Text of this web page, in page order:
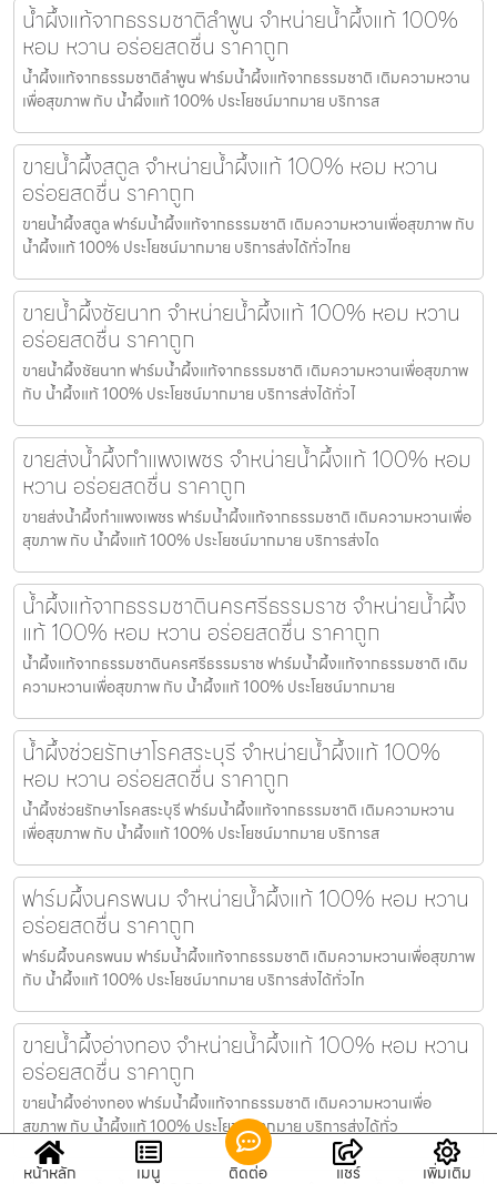
น้ำผึ้งแท้จากธรรมชาติลำพูน จำหน่ายน้ำผึ้งแท้ 100%
หอม หวาน อร่อยสดชื่น ราคาถูก
น้ำผึ้งแท้จากธรรมชาติลำพูน ฟาร์มน้ำผึ้งแท้จากธรรมชาติ เติมความหวาน
เพื่อสุขภาพ กับ น้ำผึ้งแท้ 100% ประโยชน์มากมาย บริการส
ขายน้ำผึ้งสตูล จำหน่ายน้ำผึ้งแท้ 100% หอม หวาน
อร่อยสดชื่น ราคาถูก
ขายน้ำผึ้งสตูล ฟาร์มน้ำผึ้งแท้จากธรรมชาติ เติมความหวานเพื่อสุขภาพ กับ
น้ำผึ้งแท้ 100% ประโยชน์มากมาย บริการส่งได้ทั่วไทย
ขายน้ำผึ้งชัยนาท จำหน่ายน้ำผึ้งแท้ 100% หอม หวาน
อร่อยสดชื่น ราคาถูก
ขายน้ำผึ้งชัยนาท ฟาร์มน้ำผึ้งแท้จากธรรมชาติ เติมความหวานเพื่อสุขภาพ
กับ น้ำผึ้งแท้ 100% ประโยชน์มากมาย บริการส่งได้ทั่วไ
ขายส่งน้ำผึ้งกำแพงเพชร จำหน่ายน้ำผึ้งแท้ 100% หอม
หวาน อร่อยสดชื่น ราคาถูก
ขายส่งน้ำผึ้งกำแพงเพชร ฟาร์มน้ำผึ้งแท้จากธรรมชาติ เติมความหวานเพื่อ
สุขภาพ กับ น้ำผึ้งแท้ 100% ประโยชน์มากมาย บริการส่งได
น้ำผึ้งแท้จากธรรมชาตินครศรีธรรมราช จำหน่ายน้ำผึ้ง
แท้ 100% หอม หวาน อร่อยสดชื่น ราคาถูก
น้ำผึ้งแท้จากธรรมชาตินครศรีธรรมราช ฟาร์มน้ำผึ้งแท้จากธรรมชาติ เติม
ความหวานเพื่อสุขภาพ กับ น้ำผึ้งแท้ 100% ประโยชน์มากมาย
น้ำผึ้งช่วยรักษาโรคสระบุรี จำหน่ายน้ำผึ้งแท้ 100%
หอม หวาน อร่อยสดชื่น ราคาถูก
น้ำผึ้งช่วยรักษาโรคสระบุรี ฟาร์มน้ำผึ้งแท้จากธรรมชาติ เติมความหวาน
เพื่อสุขภาพ กับ น้ำผึ้งแท้ 100% ประโยชน์มากมาย บริการส
ฟาร์มผึ้งนครพนม จำหน่ายน้ำผึ้งแท้ 100% หอม หวาน
อร่อยสดชื่น ราคาถูก
ฟาร์มผึ้งนครพนม ฟาร์มน้ำผึ้งแท้จากธรรมชาติ เติมความหวานเพื่อสุขภาพ
กับ น้ำผึ้งแท้ 100% ประโยชน์มากมาย บริการส่งได้ทั่วไท
ขายน้ำผึ้งอ่างทอง จำหน่ายน้ำผึ้งแท้ 100% หอม หวาน
อร่อยสดชื่น ราคาถูก
ขายน้ำผึ้งอ่างทอง ฟาร์มน้ำผึ้งแท้จากธรรมชาติ เติมความหวานเพื่อ
สุขภาพ กับ น้ำผึ้งแท้ 100% ประโยชน์มากมาย บริการส่งได้ทั่ว
หน้าหลัก เมนู ติดต่อ แชร์ เพิ่มเติม